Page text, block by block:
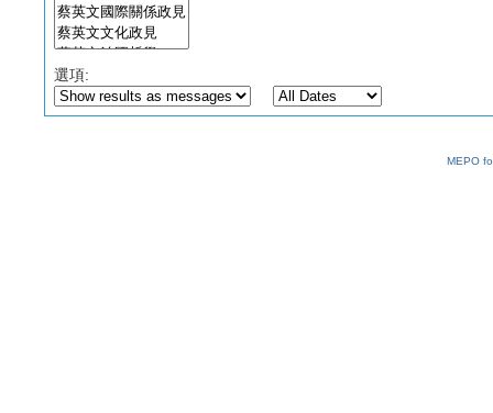
選項:
MEPO